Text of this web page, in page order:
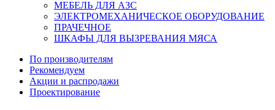
МЕБЕЛЬ ДЛЯ АЗС
ЭЛЕКТРОМЕХАНИЧЕСКОЕ ОБОРУДОВАНИЕ
ПРАЧЕЧНОЕ
ШКАФЫ ДЛЯ ВЫЗРЕВАНИЯ МЯСА
По производителям
Рекомендуем
Акции и распродажи
Проектирование